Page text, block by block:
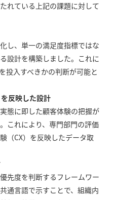
れている上記の課題に対して
し、単一の満足度指標ではな
設計を構築しました。これに
投入すべきかの判断が可能と
反映した設計
態に即した顧客体験の把握が
これにより、専門部門の評価
（CX）を反映したデータ取
先度を判断するフレームワー
通言語で示すことで、組織内